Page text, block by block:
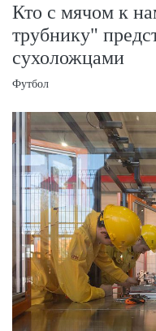
Кто с мячом к
трубнику"
сухоложцами
Футбол